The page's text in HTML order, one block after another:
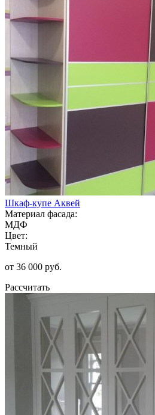
Шкаф-купе Аквей
Материал фасада:
МДФ
Цвет:
Темный
от 36 000 руб.
Рассчитать